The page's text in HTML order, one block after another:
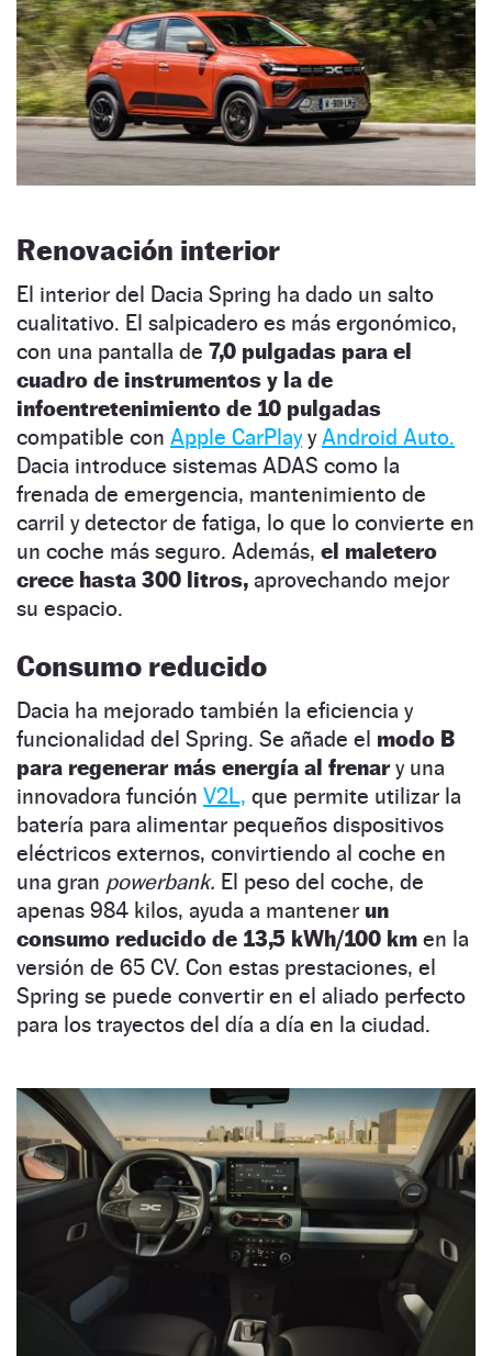
Renovación interior
El interior del Dacia Spring ha dado un salto
cualitativo. El salpicadero es más ergonómico,
con una pantalla de 7,0 pulgadas para el
cuadro de instrumentos y la de
infoentretenimiento de 10 pulgadas
compatible con Apple CarPlayyAndroid Auto.
Dacia introduce sistemas ADAS como la
frenada de emergencia, mantenimiento de
carril y detector de fatiga, lo que lo convierte en
un coche más seguro. Además, el maletero
crece hasta 300 litros, aprovechando mejor
su espacio.
Consumo reducido
Dacia ha mejorado también la eficiencia y
funcionalidad del Spring. Se añade el modo B
para regenerar más energía al frenary una
innovadora función V2L, que permite utilizar la
batería para alimentar pequeños dispositivos
eléctricos externos, convirtiendo al coche en
una gran powerbank. El peso del coche, de
apenas 984 kilos, ayuda a mantener un
consumo reducido de 13,5 kWh/100 km en la
versión de 65 CV. Con estas prestaciones, el
Spring se puede convertir en el aliado perfecto
para los trayectos del día a día en la ciudad.